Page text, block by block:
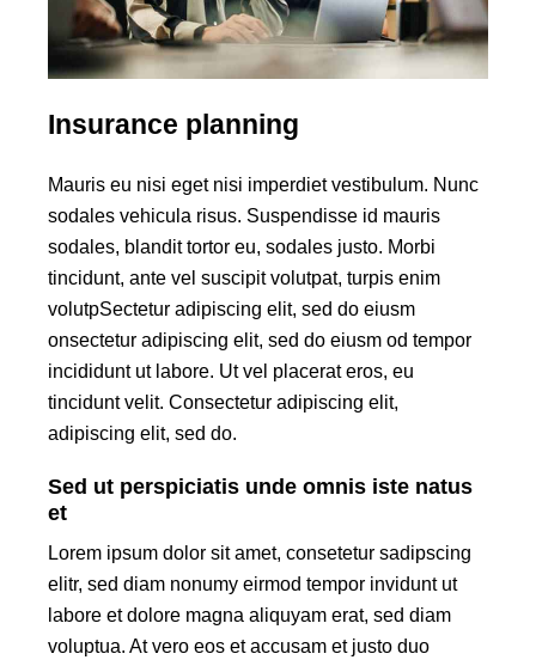
Insurance planning
Mauris eu nisi eget nisi imperdiet vestibulum. Nunc
sodales vehicula risus. Suspendisse id mauris
sodales, blandit tortor eu, sodales justo. Morbi
tincidunt, ante vel suscipit volutpat, turpis enim
volutpSectetur adipiscing elit, sed do eiusm
onsectetur adipiscing elit, sed do eiusm od tempor
incididunt ut labore. Ut vel placerat eros, eu
tincidunt velit. Consectetur adipiscing elit,
adipiscing elit, sed do.
Sed ut perspiciatis unde omnis iste natus
et
Lorem ipsum dolor sit amet, consetetur sadipscing
elitr, sed diam nonumy eirmod tempor invidunt ut
labore et dolore magna aliquyam erat, sed diam
voluptua. At vero eos et accusam et justo duo